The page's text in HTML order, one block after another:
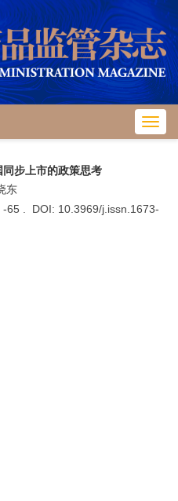
步上市的政策思考
东
-65 . DOI: 10.3969/j.issn.1673-